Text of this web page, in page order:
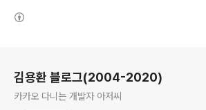
김용환 블로그(2004-2020)
카카오 다니는 개발자 아저씨